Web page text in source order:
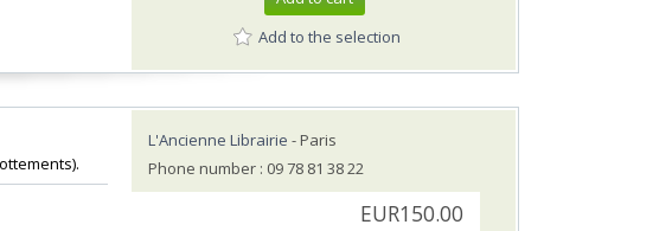
Add to the selection
L'Ancienne Librairie - Paris
Phone number : 09 78 81 38 22
EUR150.00